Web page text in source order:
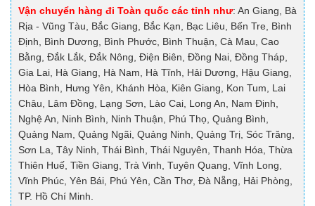
Vận chuyển hàng đi Toàn quốc các tỉnh như: An Giang, Bà
Rịa - Vũng Tàu, Bắc Giang, Bắc Kạn, Bạc Liêu, Bến Tre, Bình
Định, Bình Dương, Bình Phước, Bình Thuận, Cà Mau, Cao
Bằng, Đắk Lắk, Đắk Nông, Điện Biên, Đồng Nai, Đồng Tháp,
Gia Lai, Hà Giang, Hà Nam, Hà Tĩnh, Hải Dương, Hậu Giang,
Hòa Bình, Hưng Yên, Khánh Hòa, Kiên Giang, Kon Tum, Lai
Châu, Lâm Đồng, Lạng Sơn, Lào Cai, Long An, Nam Định,
Nghệ An, Ninh Bình, Ninh Thuận, Phú Thọ, Quảng Bình,
Quảng Nam, Quảng Ngãi, Quảng Ninh, Quảng Trị, Sóc Trăng,
Sơn La, Tây Ninh, Thái Bình, Thái Nguyên, Thanh Hóa, Thừa
Thiên Huế, Tiền Giang, Trà Vinh, Tuyên Quang, Vĩnh Long,
Vĩnh Phúc, Yên Bái, Phú Yên, Cần Thơ, Đà Nẵng, Hải Phòng,
TP. Hồ Chí Minh.